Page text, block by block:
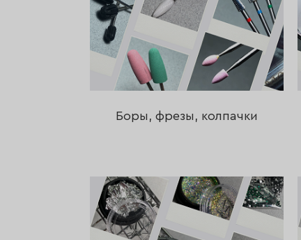
Боры, фрезы, колпачки